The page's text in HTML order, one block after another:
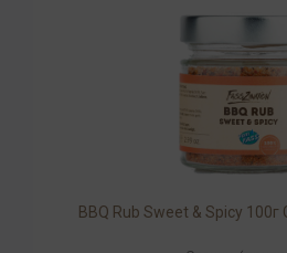
BBQ Rub Sweet & Spicy 100г